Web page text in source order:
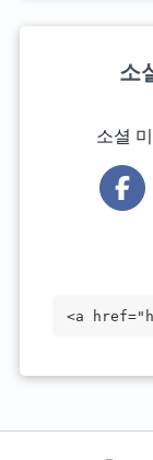
소
소셜
<a